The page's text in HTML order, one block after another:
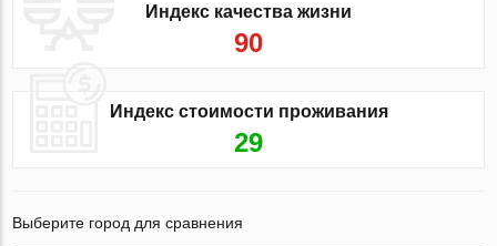
Индекс качества жизни
90
Индекс стоимости проживания
29
Выберите город для сравнения